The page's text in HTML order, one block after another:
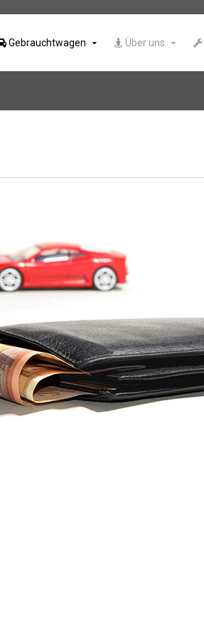
Gebrauchtwagen Über uns